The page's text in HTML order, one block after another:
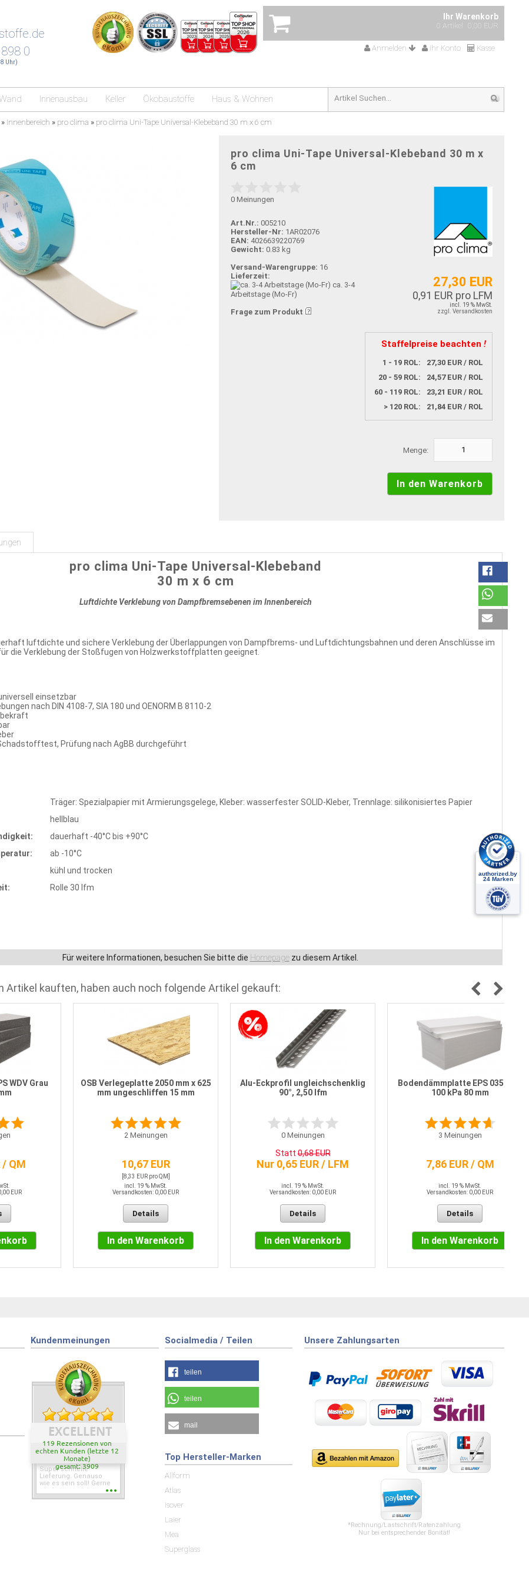
Ihr Warenkorb
0 Artikel 0,00 EUR
Anmelden Ihr Konto Kasse
0
Uhr)
Innenausbau Keller Ökobaustoffe Haus & Wohnen
» Innenbereich » pro clima » pro clima Uni-Tape Universal-Klebeband 30 m x 6 cm
pro clima Uni-Tape Universal-Klebeband 30 m x
6 cm
0 Meinungen
27,30 EUR
0,91 EUR pro LFM
incl. 19 % MwSt.
zzgl. Versandkosten
Staffelpreise beachten !
1 - 19 ROL:
27,30 EUR / ROL
20 - 59 ROL:
24,57 EUR / ROL
60 - 119 ROL:
23,21 EUR / ROL
> 120 ROL:
21,84 EUR / ROL
Art.Nr.: 005210
Hersteller-Nr: 1AR02076
EAN: 4026639220769
Gewicht: 0.83 kg
Versand-Warengruppe: 16
Lieferzeit:
ca. 3-4
Arbeitstage (Mo-Fr)
Frage zum Produkt
Menge:
pro clima Uni-Tape Universal-Klebeband
30 m x 6 cm
Luftdichte Verklebung von Dampfbremsebenen im Innenbereich
luftdichte und sichere Verklebung der Überlappungen von Dampfbrems- und Luftdichtungsbahnen und deren Anschlüsse im
die Verklebung der Stoßfugen von Holzwerkstoffplatten geeignet.
einsetzbar
nach DIN 4108-7, SIA 180 und OENORM B 8110-2
Prüfung nach AgBB durchgeführt
Träger: Spezialpapier mit Armierungsgelege, Kleber: wasserfester SOLID-Kleber, Trennlage: silikonisiertes Papier
hellblau
dauerhaft -40°C bis +90°C
ab -10°C
kühl und trocken
Rolle 30 lfm
Für weitere Informationen, besuchen Sie bitte die Homepagezu diesem Artikel.
Artikel kauften, haben auch noch folgende Artikel gekauft:
WDV Grau
/ QM
EUR
OSB Verlegeplatte 2050 mm x 625
mm ungeschliffen 15 mm
2 Meinungen
10,67 EUR
[8,33 EUR pro QM]
incl. 19 % MwSt.
Versandkosten: 0,00 EUR
Details
In den Warenkorb
Alu-Eckprofil ungleichschenklig
90°, 2,50 lfm
0Meinungen
Statt0,68 EUR
Nur 0,65 EUR / LFM
incl. 19 % MwSt.
Versandkosten: 0,00 EUR
Details
In den Warenkorb
Bodendämmplatte EPS 035 DEO
100 kPa 80 mm
3 Meinungen
7,86 EUR / QM
incl. 19 % MwSt.
Versandkosten: 0,00 EUR
Details
In den Warenkorb
Kundenmeinungen
EXCELLENT
119 Rezensionen von
echten Kunden (letzte 12
Monate)
gesamt: 3909
Super schnelle
Lieferung. Genauso
wie es sein soll! Gerne
wieder wenn ich was
Socialmedia / Teilen
teilen
teilen
mail
Unsere Zahlungsarten
*Rechnung/Lastschrift/Ratenzahlung
Nur bei entsprechender Bonität!
Top Hersteller-Marken
Allform
Atlas
Isover
Laier
Mea
Superglass